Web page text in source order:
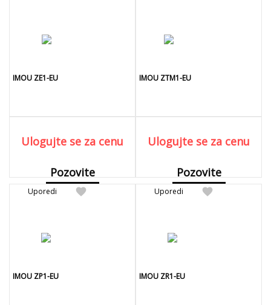
IMOU ZE1-EU
Ulogujte se za cenu
Pozovite
Detaljnije
IMOU ZTM1-EU
Ulogujte se za cenu
Pozovite
Detaljnije
favorite
Uporedi
IMOU ZP1-EU
favorite
Uporedi
IMOU ZR1-EU